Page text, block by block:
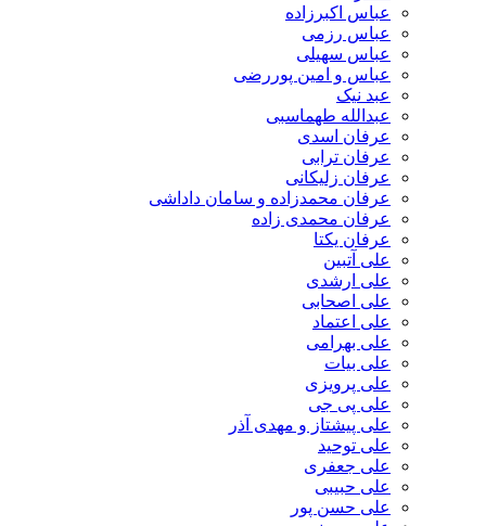
عباس اکبرزاده
عباس رزمی
عباس سهیلی
عباس و امین پوررضی
عبد نیک
عبدالله طهماسبی‎
عرفان اسدی
عرفان ترابی
عرفان زلیکانی
عرفان محمدزاده و سامان داداشی
عرفان محمدی زاده
عرفان یکتا
علی آتبین
علی ارشدی
علی اصحابی
علی اعتماد
علی بهرامی
علی بیات
علی پرویزی
علی پی جی
علی پیشتاز و مهدی آذر
علی توحید
علی جعفری
علی حبیبی
علی حسن پور